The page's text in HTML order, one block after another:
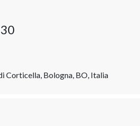
Corticella, Bologna, BO, Italia